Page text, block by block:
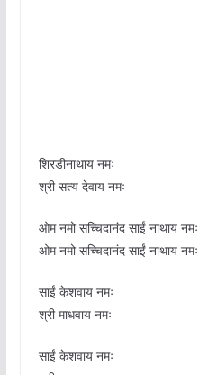
शिरडीनाथाय नमः
श्री सत्य देवाय नमः
ओम नमो सच्चिदानंद साईं नाथाय नमः
ओम नमो सच्चिदानंद साईं नाथाय नमः
साईं केशवाय नमः
श्री माधवाय नमः
साईं केशवाय नमः